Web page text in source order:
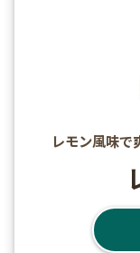
レモン風味